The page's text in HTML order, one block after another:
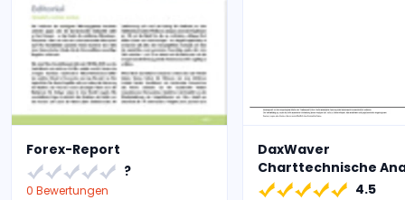
Forex-Report
?
0 Bewertungen
DaxWaver
Charttechnische
4.5